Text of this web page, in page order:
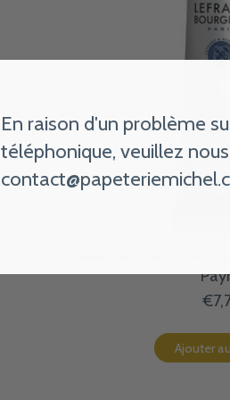
Ajouter
En raison d'un problème
téléphonique, veuillez